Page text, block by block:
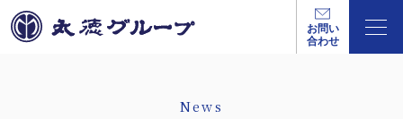
お問い
合わせ
News